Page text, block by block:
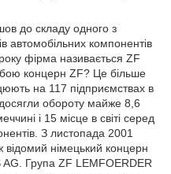
до складу одного з
автомобільних компонентів
фірма називається ZF
концерн ZF? Це більше
на 117 підприємствах в
досягли обороту майже 8,6
і 15 місце в світі серед
З листопада 2001
відомий німецький концерн
Група ZF LEMFOERDER